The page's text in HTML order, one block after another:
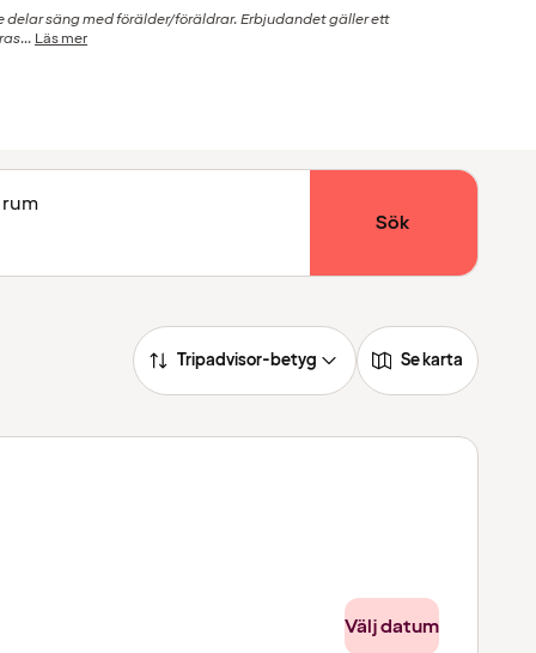
delar säng med förälder/föräldrar. Erbjudandet gäller ett
Läs mer
rum
Sök
Tripadvisor-betyg Se karta
Välj datum